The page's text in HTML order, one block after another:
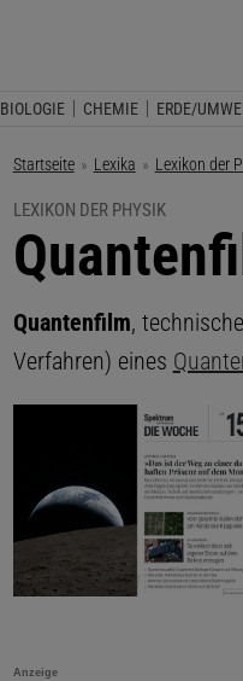
BIOLOGIE CHEMIE ERDE/
Startseite Lexika Lexikon der
LEXIKON DER PHYSIK
:
Quantenfilm,
Verfahren) eines
Anzeige